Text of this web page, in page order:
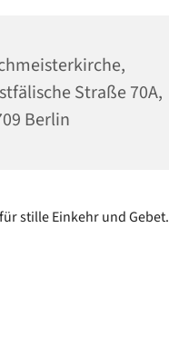
Straße 70A,
Berlin
stille Einkehr und Gebet.